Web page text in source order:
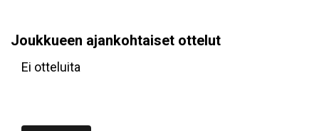
Joukkueen ajankohtaiset ottelut
Ei otteluita